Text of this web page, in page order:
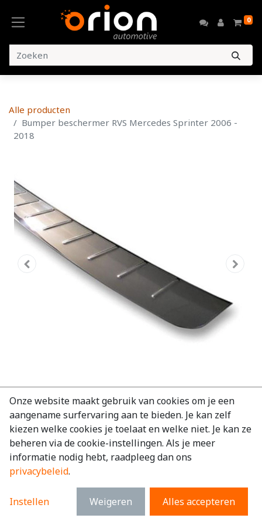
0
Alle producten
Bumper beschermer RVS Mercedes Sprinter 2006 -
2018
Bumper beschermer RVS Mercedes
Sprinter 2006 - 2018
EAN: 7434956171119
€94,38excl. BTW
€114,20 incl. BTW
Merk:Mercedes
Onze website maakt gebruik van cookies om je een
aangename surfervaring aan te bieden. Je kan zelf
kiezen welke cookies je toelaat en welke niet. Je kan ze
beheren via de cookie-instellingen. Als je meer
informatie nodig hebt, raadpleeg dan ons
privacybeleid.
Instellen Weigeren Alles accepteren